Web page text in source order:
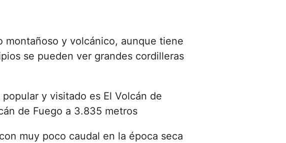
montañoso y volcánico, aunque tiene
se pueden ver grandes cordilleras
y visitado es El Volcán de
de Fuego a 3.835 metros
muy poco caudal en la época seca